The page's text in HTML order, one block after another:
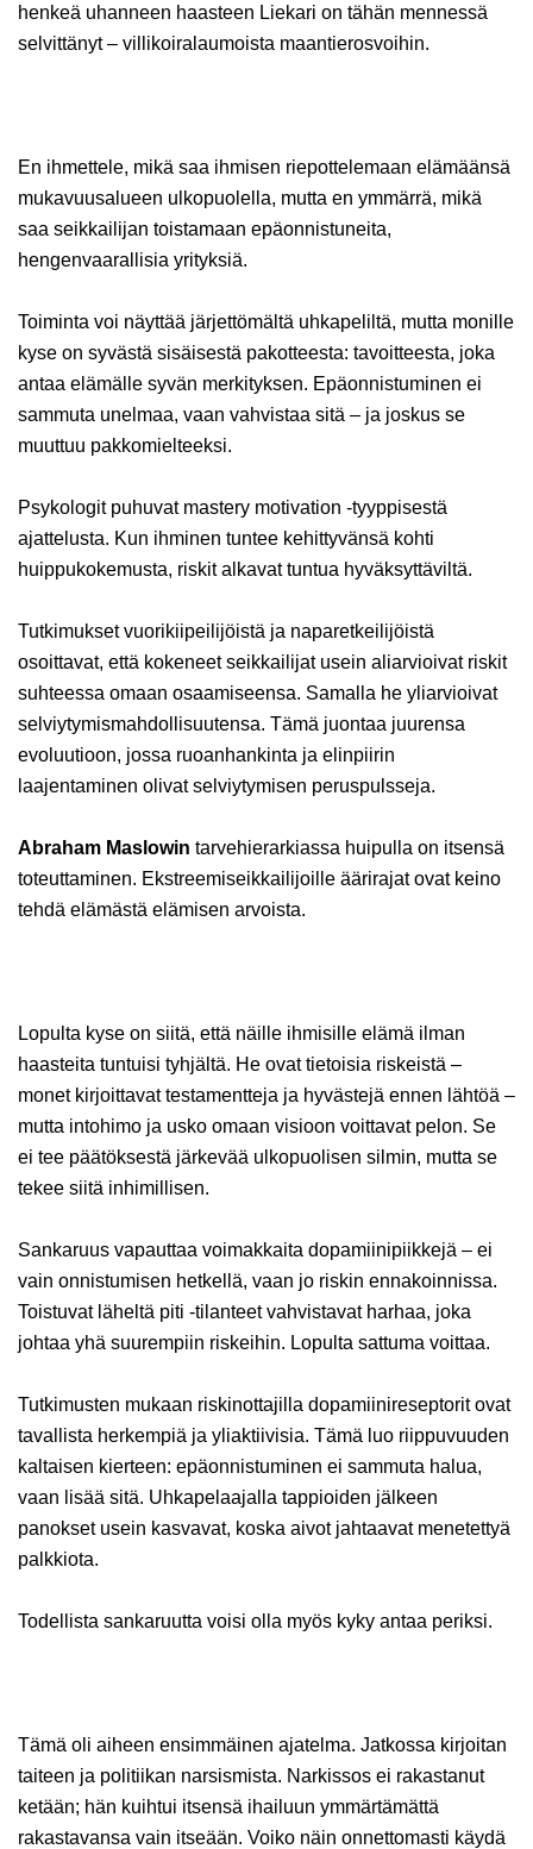
henkeä uhanneen haasteen Liekari on tähän mennessä
selvittänyt – villikoiralaumoista maantierosvoihin.
En ihmettele, mikä saa ihmisen riepottelemaan elämäänsä
mukavuusalueen ulkopuolella, mutta en ymmärrä, mikä
saa seikkailijan toistamaan epäonnistuneita,
hengenvaarallisia yrityksiä.
Toiminta voi näyttää järjettömältä uhkapeliltä, mutta monille
kyse on syvästä sisäisestä pakotteesta: tavoitteesta, joka
antaa elämälle syvän merkityksen. Epäonnistuminen ei
sammuta unelmaa, vaan vahvistaa sitä – ja joskus se
muuttuu pakkomielteeksi.
Psykologit puhuvat mastery motivation -tyyppisestä
ajattelusta. Kun ihminen tuntee kehittyvänsä kohti
huippukokemusta, riskit alkavat tuntua hyväksyttäviltä.
Tutkimukset vuorikiipeilijöistä ja naparetkeilijöistä
osoittavat, että kokeneet seikkailijat usein aliarvioivat riskit
suhteessa omaan osaamiseensa. Samalla he yliarvioivat
selviytymismahdollisuutensa. Tämä juontaa juurensa
evoluutioon, jossa ruoanhankinta ja elinpiirin
laajentaminen olivat selviytymisen peruspulsseja.
Abraham Maslowin tarvehierarkiassa huipulla on itsensä
toteuttaminen. Ekstreemiseikkailijoille äärirajat ovat keino
tehdä elämästä elämisen arvoista.
Lopulta kyse on siitä, että näille ihmisille elämä ilman
haasteita tuntuisi tyhjältä. He ovat tietoisia riskeistä –
monet kirjoittavat testamentteja ja hyvästejä ennen lähtöä –
mutta intohimo ja usko omaan visioon voittavat pelon. Se
ei tee päätöksestä järkevää ulkopuolisen silmin, mutta se
tekee siitä inhimillisen.
Sankaruus vapauttaa voimakkaita dopamiinipiikkejä – ei
vain onnistumisen hetkellä, vaan jo riskin ennakoinnissa.
Toistuvat läheltä piti -tilanteet vahvistavat harhaa, joka
johtaa yhä suurempiin riskeihin. Lopulta sattuma voittaa.
Tutkimusten mukaan riskinottajilla dopamiinireseptorit ovat
tavallista herkempiä ja yliaktiivisia. Tämä luo riippuvuuden
kaltaisen kierteen: epäonnistuminen ei sammuta halua,
vaan lisää sitä. Uhkapelaajalla tappioiden jälkeen
panokset usein kasvavat, koska aivot jahtaavat menetettyä
palkkiota.
Todellista sankaruutta voisi olla myös kyky antaa periksi.
Tämä oli aiheen ensimmäinen ajatelma. Jatkossa kirjoitan
taiteen ja politiikan narsismista. Narkissos ei rakastanut
ketään; hän kuihtui itsensä ihailuun ymmärtämättä
rakastavansa vain itseään. Voiko näin onnettomasti käydä